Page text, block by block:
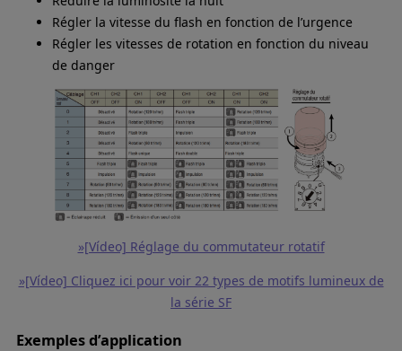
Régler la vitesse du flash en fonction de l’urgence
Régler les vitesses de rotation en fonction du niveau
de danger
»[Vídeo] Réglage du commutateur rotatif
»[Vídeo] Cliquez ici pour voir 22 types de motifs lumineux de
la série SF
Exemples d’application